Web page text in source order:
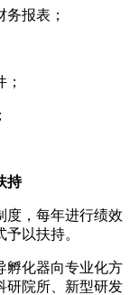
务报表；
持
度，每年进行绩效
以扶持。
孵化器向专业化方
研院所、新型研发